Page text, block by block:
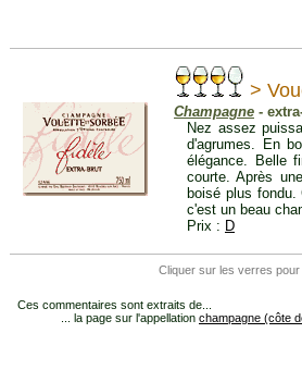
>
Champagne -
Nez assez
d'agrumes. En
élégance. Belle
courte. Après
boisé plus
c'est un beau
Prix : D
Cliquer sur les verres
Ces commentaires sont extraits de...
... la page sur l'appellation champagne (côte